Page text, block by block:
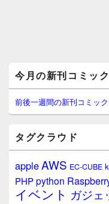
イ
ン
サ
イ
ウ
ィ
ジ
ェ
今月の新刊コミッ
前後一週間の新刊コミッ
タグクラウド
appleAWS EC-CUBE
PHPpython
イベント ガジェ